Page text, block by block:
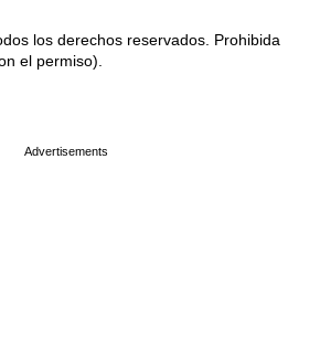
los derechos reservados. Prohibida
el permiso).